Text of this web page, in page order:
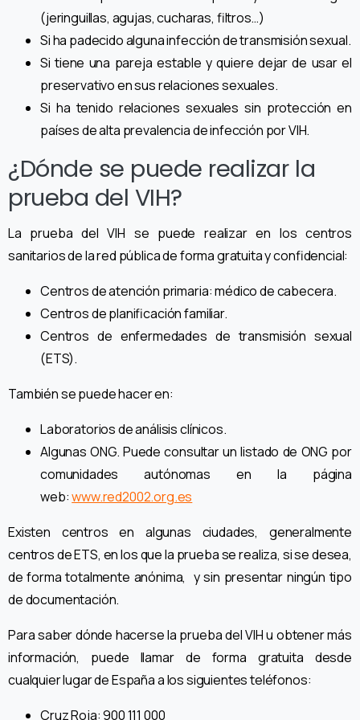
(jeringuillas, agujas, cucharas, filtros…)
Si ha padecido alguna infección de transmisión sexual.
Si tiene una pareja estable y quiere dejar de usar el
preservativo en sus relaciones sexuales.
Si ha tenido relaciones sexuales sin protección en
países de alta prevalencia de infección por VIH.
¿Dónde se puede realizar la
prueba del VIH?
La prueba del VIH se puede realizar en los centros
sanitarios de la red pública de forma gratuita y confidencial:
Centros de atención primaria: médico de cabecera.
Centros de planificación familiar.
Centros de enfermedades de transmisión sexual
(ETS).
También se puede hacer en:
Laboratorios de análisis clínicos.
Algunas ONG. Puede consultar un listado de ONG por
comunidades autónomas en la página
web:www.red2002.org.es
Existen centros en algunas ciudades, generalmente
centros de ETS, en los que la prueba se realiza, si se desea,
de forma totalmente anónima, y sin presentar ningún tipo
de documentación.
Para saber dónde hacerse la prueba del VIH u obtener más
información, puede llamar de forma gratuita desde
cualquier lugar de España a los siguientes teléfonos:
Cruz Roja: 900 111 000